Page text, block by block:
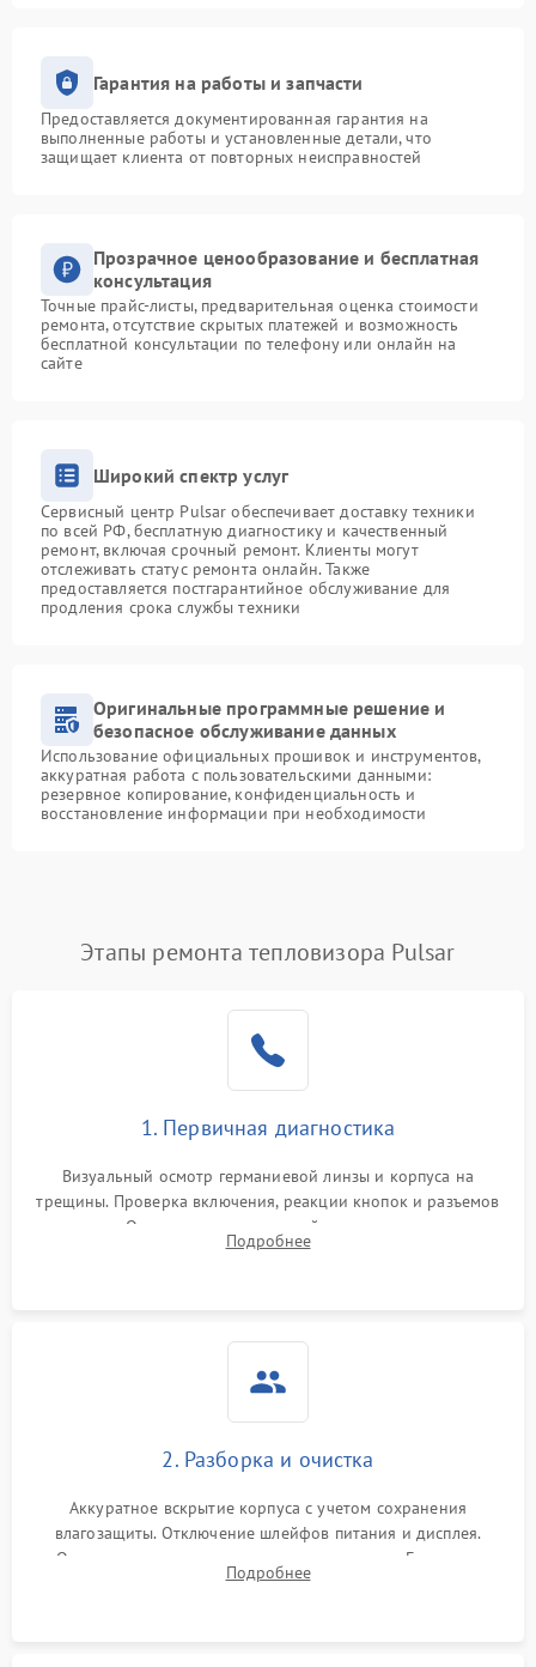
Гарантия на работы и запчасти
Предоставляется документированная гарантия на
выполненные работы и установленные детали, что
защищает клиента от повторных неисправностей
Прозрачное ценообразование и бесплатная
консультация
Точные прайс-листы, предварительная оценка стоимости
ремонта, отсутствие скрытых платежей и возможность
бесплатной консультации по телефону или онлайн на
сайте
Широкий спектр услуг
Сервисный центр Pulsar обеспечивает доставку техники
по всей РФ, бесплатную диагностику и качественный
ремонт, включая срочный ремонт. Клиенты могут
отслеживать статус ремонта онлайн. Также
предоставляется постгарантийное обслуживание для
продления срока службы техники
Оригинальные программные решение и
безопасное обслуживание данных
Использование официальных прошивок и инструментов,
аккуратная работа с пользовательскими данными:
резервное копирование, конфиденциальность и
восстановление информации при необходимости
Этапы ремонта тепловизора Pulsar
1. Первичная диагностика
Визуальный осмотр германиевой линзы и корпуса на
трещины. Проверка включения, реакции кнопок и разъемов
зарядки. Оценка вывода тепловой сигнатуры на экран,
проверка базовых функций и считывание системных
Подробнее
2. Разборка и очистка
Аккуратное вскрытие корпуса с учетом сохранения
влагозащиты. Отключение шлейфов питания и дисплея.
Очистка внутренних плат от окислов и пыли. Бережная
обработка германиевого объектива специализированными
Подробнее